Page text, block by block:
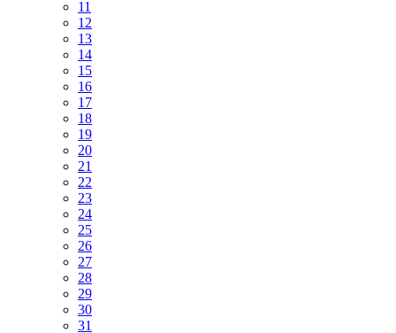
11
12
13
14
15
16
17
18
19
20
21
22
23
24
25
26
27
28
29
30
31